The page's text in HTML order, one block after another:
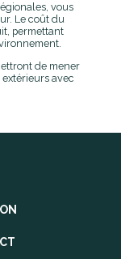
vous
Le coût du
permettant
de mener
extérieurs avec